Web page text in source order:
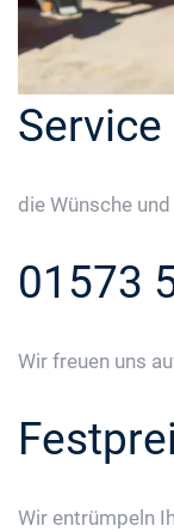
die Wünsche
01573
Wir freuen uns
Wir entrümpeln